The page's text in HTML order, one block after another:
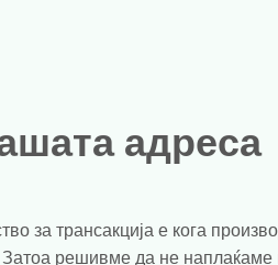
адреса
за трансакција е кога
решивме да не наплаќаме